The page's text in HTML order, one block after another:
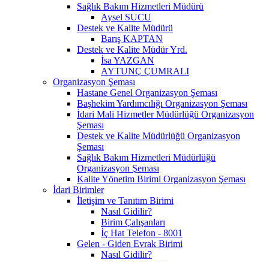
Sağlık Bakım Hizmetleri Müdürü
Aysel SUCU
Destek ve Kalite Müdürü
Barış KAPTAN
Destek ve Kalite Müdür Yrd.
İsa YAZGAN
AYTUNÇ ÇUMRALI
Organizasyon Şeması
Hastane Genel Organizasyon Şeması
Başhekim Yardımcılığı Organizasyon Şeması
İdari Mali Hizmetler Müdürlüğü Organizasyon
Şeması
Destek ve Kalite Müdürlüğü Organizasyon
Şeması
Sağlık Bakım Hizmetleri Müdürlüğü
Organizasyon Şeması
Kalite Yönetim Birimi Organizasyon Şeması
İdari Birimler
İletişim ve Tanıtım Birimi
Nasıl Gidilir?
Birim Çalışanları
İç Hat Telefon - 8001
Gelen - Giden Evrak Birimi
Nasıl Gidilir?